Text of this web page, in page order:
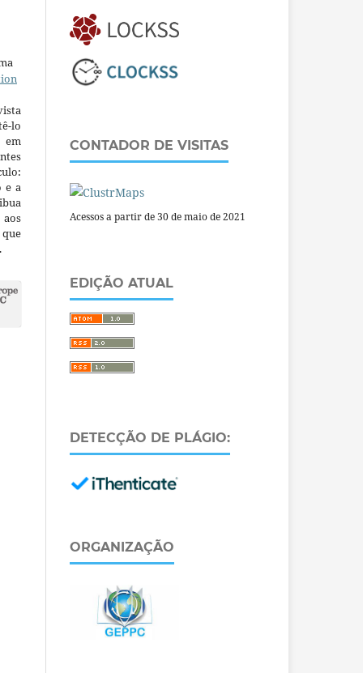
lo
em
e a
CONTADOR DE VISITAS
Acessos a partir de 30 de maio de 2021
EDIÇÃO ATUAL
DETECÇÃO DE PLÁGIO:
ORGANIZAÇÃO